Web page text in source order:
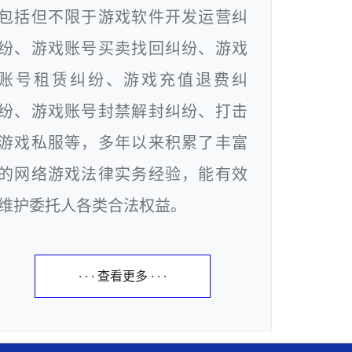
括但不限于游戏软件开发运营纠
、游戏账号买卖找回纠纷、游戏
号租赁纠纷、游戏充值退费纠
、游戏账号封禁解封纠纷、打击
戏私服等，多年以来积累了丰富
网络游戏法律实务经验，能有效
护委托人各类合法权益。
· · · 查看更多 · · ·